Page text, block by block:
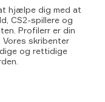
hjælpe dig med at
CS2-spillere og
Profilerr er din
skribenter
og rettidige